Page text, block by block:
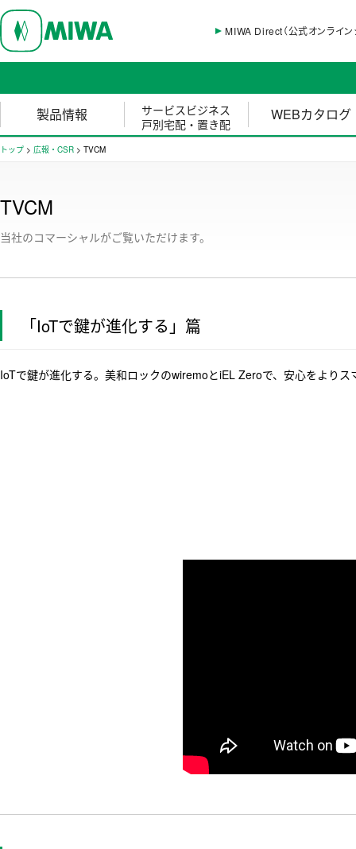
MIWA Direct（公式オンライン
製品情報
サービスビジネス
戸別宅配・置き配
WEBカタログ
トップ > 広報・CSR > TVCM
TVCM
当社のコマーシャルがご覧いただけます。
「IoTで鍵が進化する」篇
IoTで鍵が進化する。美和ロックのwiremoとiEL Zeroで、安心をよりス